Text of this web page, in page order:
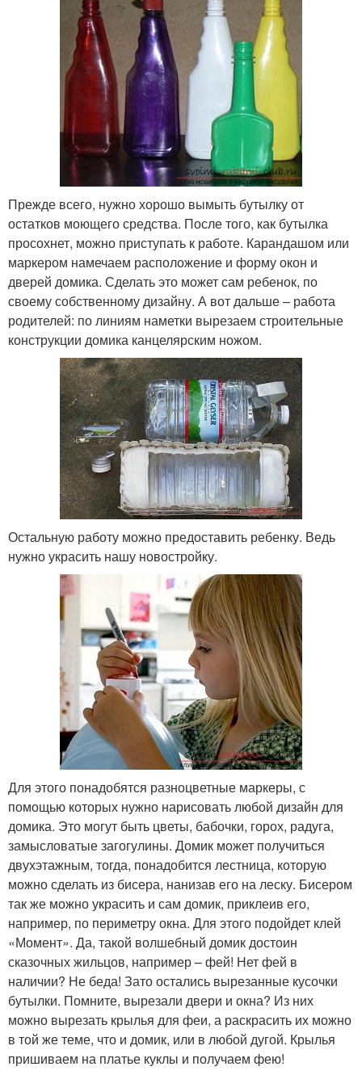
Прежде всего, нужно хорошо вымыть бутылку от
остатков моющего средства. После того, как бутылка
просохнет, можно приступать к работе. Карандашом или
маркером намечаем расположение и форму окон и
дверей домика. Сделать это может сам ребенок, по
своему собственному дизайну. А вот дальше – работа
родителей: по линиям наметки вырезаем строительные
конструкции домика канцелярским ножом.
Остальную работу можно предоставить ребенку. Ведь
нужно украсить нашу новостройку.
Для этого понадобятся разноцветные маркеры, с
помощью которых нужно нарисовать любой дизайн для
домика. Это могут быть цветы, бабочки, горох, радуга,
замысловатые загогулины. Домик может получиться
двухэтажным, тогда, понадобится лестница, которую
можно сделать из бисера, нанизав его на леску. Бисером
так же можно украсить и сам домик, приклеив его,
например, по периметру окна. Для этого подойдет клей
«Момент». Да, такой волшебный домик достоин
сказочных жильцов, например – фей! Нет фей в
наличии? Не беда! Зато остались вырезанные кусочки
бутылки. Помните, вырезали двери и окна? Из них
можно вырезать крылья для феи, а раскрасить их можно
в той же теме, что и домик, или в любой дугой. Крылья
пришиваем на платье куклы и получаем фею!